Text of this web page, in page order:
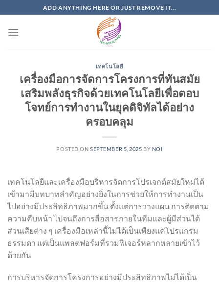
to
content
ADD ANYTHING HERE OR JUST REMOVE IT...
เทคโนโลยี
เครื่องมือการจัดการโครงการที่ทันสมัย
เสริมพลังธุรกิจด้วยเทคโนโลยีเพื่อตอบ
โจทย์การทำงานในยุคดิจิทัลได้อย่าง
ครอบคลุม
POSTED ONSEPTEMBER 5, 2025 BY NOI
เทคโนโลยีและเครื่องมือบริหารจัดการโปรเจกต์สมัยใหม่ได้
เข้ามามีบทบาทสำคัญอย่างยิ่งในการช่วยให้การทำงานเป็น
ไปอย่างมีประสิทธิภาพมากขึ้น ตั้งแต่การวางแผน การติดตาม
ความคืบหน้า ไปจนถึงการสื่อสารภายในทีมและผู้มีส่วนได้
ส่วนเสียต่าง ๆ เครื่องมือเหล่านี้ไม่ได้เป็นเพียงแค่โปรแกรม
ธรรมดา แต่เป็นแพลตฟอร์มที่รวมฟีเจอร์หลากหลายเข้าไว้
ด้วยกัน
การบริหารจัดการโครงการอย่างมีประสิทธิภาพไม่ได้เป็น